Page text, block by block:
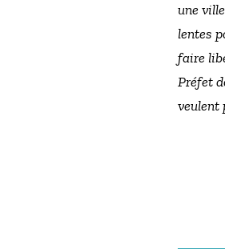
une
lentes
faire
Préfet
veulent